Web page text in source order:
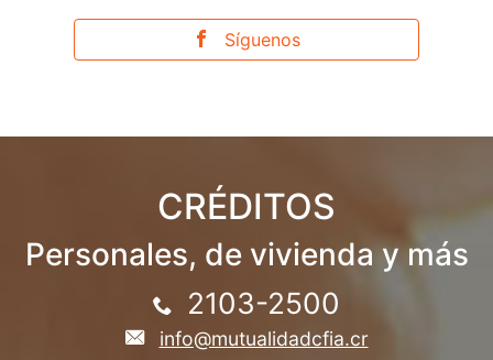
Síguenos
CRÉDITOS
Personales, de vivienda y más
2103-2500
info@mutualidadcfia.cr